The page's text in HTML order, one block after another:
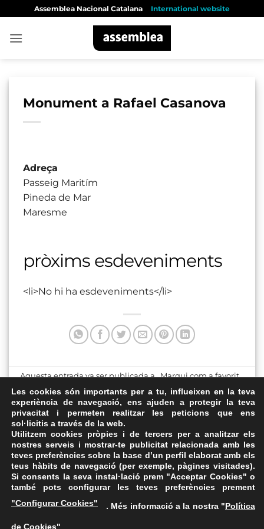
content
Assemblea Nacional Catalana International website
Monument a Rafael Casanova
Adreça
Passeig Maritím
Pineda de Mar
Maresme
pròxims esdeveniments
<li>No hi ha esdeveniments</li>
Aquesta entrada va ser publicada a . Marqui com a favorit
Enllaç permanent
Antiga Audiència de
Tarragona
FAQs
Les cookies són importants per a tu, influeixen en la teva
experiència de navegació, ens ajuden a protegir la teva
privacitat i permeten realitzar les peticions que ens
sol·licitis a través de la web.
Utilitzem cookies pròpies i de tercers per a analitzar els
nostres serveis i mostrar-te publicitat relacionada amb les
teves preferències sobre la base d’un perfil elaborat amb els
teus hàbits de navegació (per exemple, pàgines visitades).
Si consents la seva instal·lació prem "Acceptar Cookies" o
també pots configurar les teves preferències prement
"Configurar Cookies"
. Més informació a la nostra "Política
de Cookies"